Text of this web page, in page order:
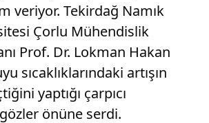
veriyor. Tekirdağ Namık
Çorlu Mühendislik
Prof. Dr. Lokman Hakan
sıcaklıklarındaki artışın
yaptığı çarpıcı
önüne serdi.